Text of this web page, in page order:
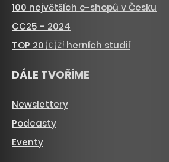
100 největších e-shopů v Česku
CC25 – 2024
TOP 20 🇨🇿 herních studií
DÁLE TVOŘÍME
Newslettery
Podcasty
Eventy